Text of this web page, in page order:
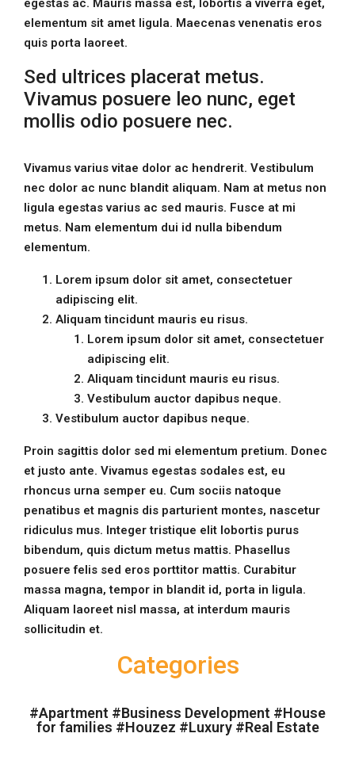
egestas ac. Mauris massa est, lobortis a viverra eget,
elementum sit amet ligula. Maecenas venenatis eros
quis porta laoreet.
Sed ultrices placerat metus.
Vivamus posuere leo nunc, eget
mollis odio posuere nec.
Vivamus varius vitae dolor ac hendrerit. Vestibulum
nec dolor ac nunc blandit aliquam. Nam at metus non
ligula egestas varius ac sed mauris. Fusce at mi
metus. Nam elementum dui id nulla bibendum
elementum.
Lorem ipsum dolor sit amet, consectetuer
adipiscing elit.
Aliquam tincidunt mauris eu risus.
Lorem ipsum dolor sit amet, consectetuer
adipiscing elit.
Aliquam tincidunt mauris eu risus.
Vestibulum auctor dapibus neque.
Vestibulum auctor dapibus neque.
Proin sagittis dolor sed mi elementum pretium. Donec
et justo ante. Vivamus egestas sodales est, eu
rhoncus urna semper eu. Cum sociis natoque
penatibus et magnis dis parturient montes, nascetur
ridiculus mus. Integer tristique elit lobortis purus
bibendum, quis dictum metus mattis. Phasellus
posuere felis sed eros porttitor mattis. Curabitur
massa magna, tempor in blandit id, porta in ligula.
Aliquam laoreet nisl massa, at interdum mauris
sollicitudin et.
Categories
#Apartment #Business Development #House
for families #Houzez #Luxury#Real Estate